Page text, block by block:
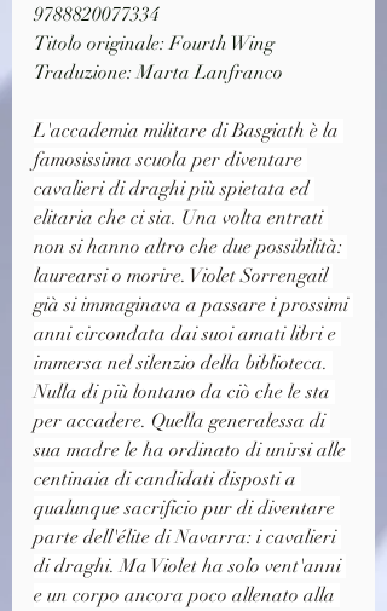
9788820077334
Titolo originale: Fourth Wing
Traduzione: Marta Lanfranco
L'accademia militare di Basgiath è la
famosissima scuola per diventare
cavalieri di draghi più spietata ed
elitaria che ci sia. Una volta entrati
non si hanno altro che due possibilità:
laurearsi o morire. Violet Sorrengail
già si immaginava a passare i prossimi
anni circondata dai suoi amati libri e
immersa nel silenzio della biblioteca.
Nulla di più lontano da ciò che le sta
per accadere. Quella generalessa di
sua madre le ha ordinato di unirsi alle
centinaia di candidati disposti a
qualunque sacrificio pur di diventare
parte dell'élite di Navarra: i cavalieri
di draghi. Ma Violet ha solo vent'anni
e un corpo ancora poco allenato alla